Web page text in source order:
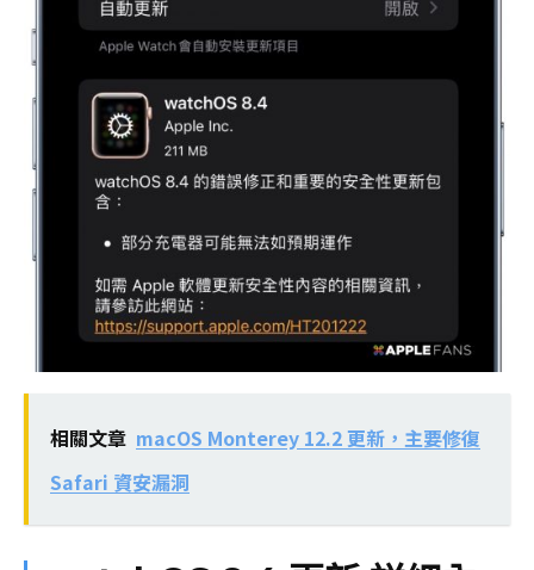
相關文章 macOS Monterey 12.2 更新，主要修復
Safari 資安漏洞